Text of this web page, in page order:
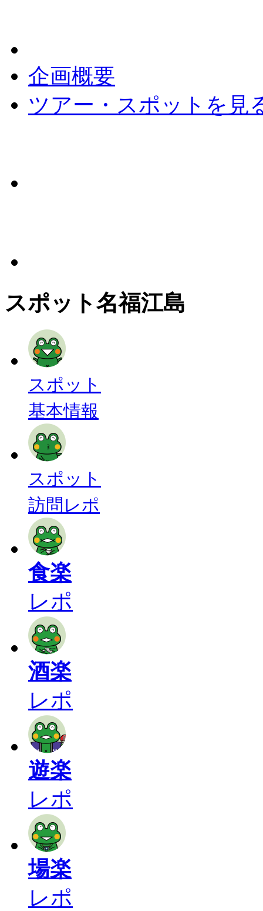
企画概要
ツアー・スポットを見
スポット名福江島
スポット
基本情報
スポット
訪問レポ
食楽
レポ
酒楽
レポ
遊楽
レポ
場楽
レポ